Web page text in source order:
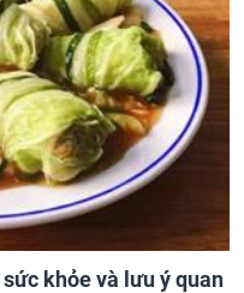
khỏe và lưu ý quan